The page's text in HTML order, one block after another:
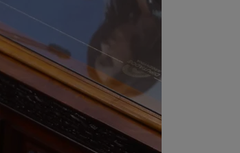
Embed
Maps
Embed
Cloudinary